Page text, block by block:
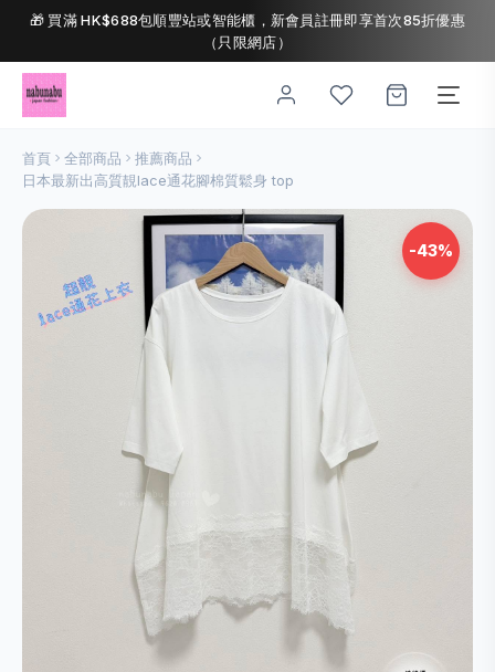
🎁 買滿 HK$688包順豐站或智能櫃，新會員註冊即享首次85折優惠
（只限網店）
首頁 全部商品
推薦商品
日本最新出高質靚lace通花腳棉質鬆身 top
-43%